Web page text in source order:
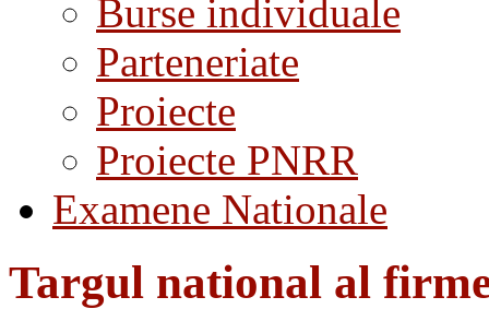
Burse individuale
Parteneriate
Proiecte
Proiecte PNRR
Examene Nationale
Targul national al